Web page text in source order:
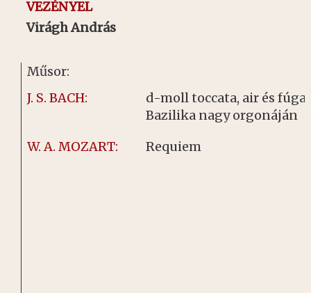
VEZÉNYEL
Virágh András
Műsor:
J. S. BACH:
d-moll toccata, air és fúga
Bazilika nagy orgonáján
W. A. MOZART:
Requiem